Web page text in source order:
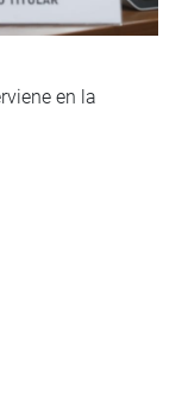
en la